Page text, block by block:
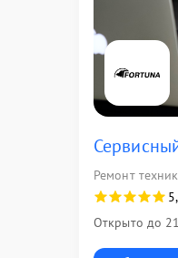
Ремонт
Открыто до